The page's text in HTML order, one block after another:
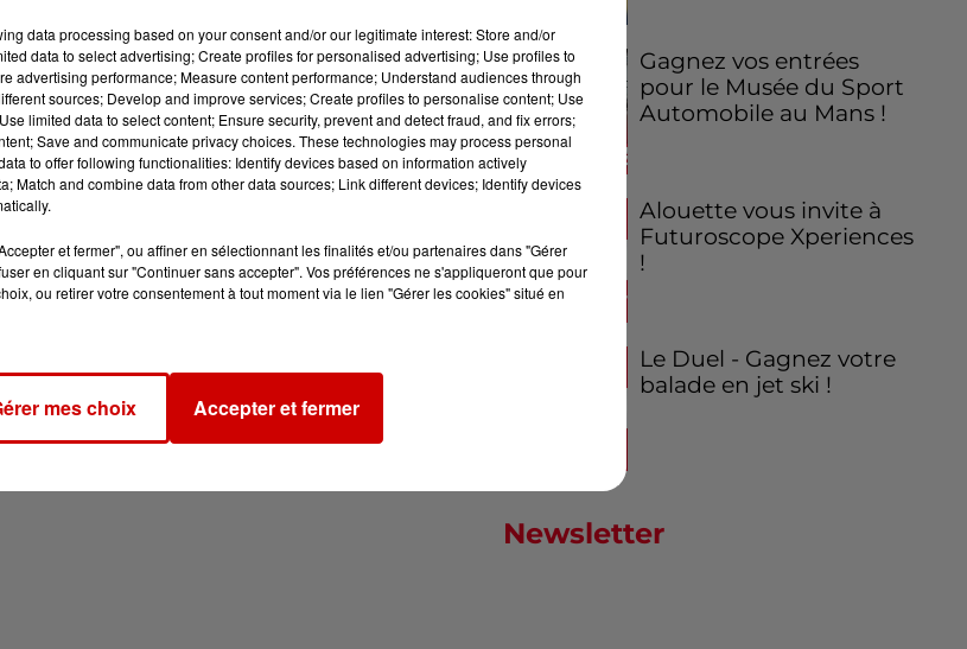
Gagnez vos entrées
pour le Musée du Sport
Automobile au Mans !
Alouette vous invite à
Futuroscope Xperiences
!
Le Duel - Gagnez votre
balade en jet ski !
Newsletter
data processing based on your consent and/or our legitimate interest: Store and/or
data to select advertising; Create profiles for personalised advertising; Use profiles to
advertising performance; Measure content performance; Understand audiences through
sources; Develop and improve services; Create profiles to personalise content; Use
limited data to select content; Ensure security, prevent and detect fraud, and fix errors;
Save and communicate privacy choices. These technologies may process personal
to offer following functionalities: Identify devices based on information actively
Match and combine data from other data sources; Link different devices; Identify devices
et fermer", ou affiner en sélectionnant les finalités et/ou partenaires dans "Gérer
en cliquant sur "Continuer sans accepter". Vos préférences ne s'appliqueront que pour
ou retirer votre consentement à tout moment via le lien "Gérer les cookies" situé en
mes choix Accepter et fermer